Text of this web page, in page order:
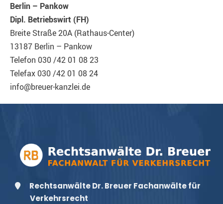
Berlin – Pankow
Dipl. Betriebswirt (FH)
Breite Straße 20A (Rathaus-Center)
13187 Berlin – Pankow
Telefon 030 /42 01 08 23
Telefax 030 /42 01 08 24
info@breuer-kanzlei.de
Rechtsanwälte Dr. Breuer Fachanwälte für
Verkehrsrecht